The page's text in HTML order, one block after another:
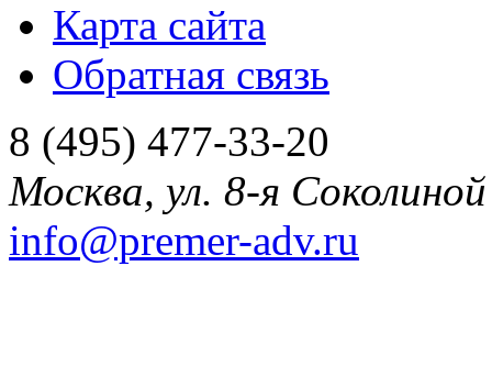
Карта сайта
Обратная связь
8 (495) 477-33-20
Москва, ул. 8-я
info@premer-adv.ru